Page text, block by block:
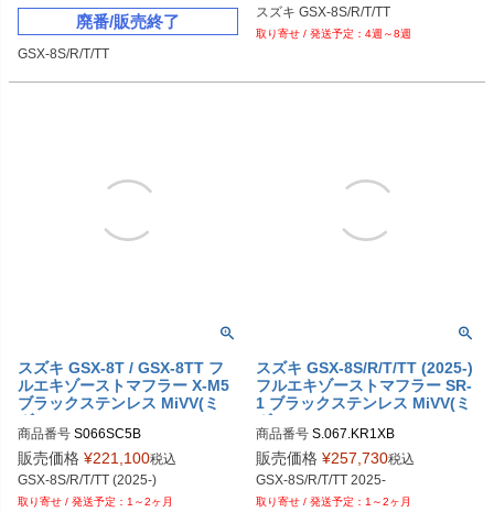
廃番/販売終了
GSX-8S/R/T/TT
スズキ GSX-8S/R/T/TT
4週～8週
スズキ GSX-8T / GSX-8TT フ
ルエキゾーストマフラー X-M5
ブラックステンレス MiVV(ミ
ヴ)
商品番号 S066SC5B
S.066.SC5B
販売価格 ¥221,100税込
GSX-8S/R/T/TT (2025-)
1～2ヶ月
スズキ GSX-8S/R/T/TT (2025-)
フルエキゾーストマフラー SR-
1 ブラックステンレス MiVV(ミ
ヴ)
商品番号 S.067.KR1XB
S067KR1XB
販売価格 ¥257,730税込
GSX-8S/R/T/TT 2025-
1～2ヶ月